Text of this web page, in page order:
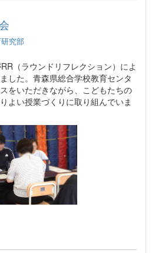
究部
（ラウンドリフレクション）によ
した。青森県総合学校教育センタ
をいただきながら、こどもたちの
よい授業づくりに取り組んでいま